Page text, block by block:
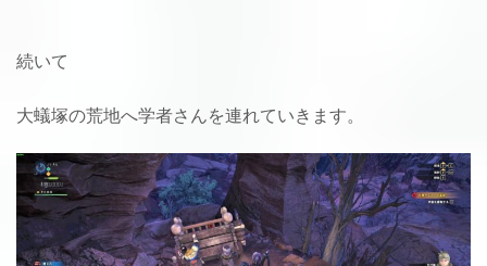
続いて
大蟻塚の荒地へ学者さんを連れていきます。